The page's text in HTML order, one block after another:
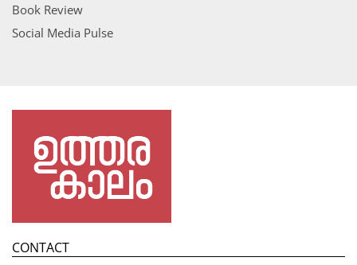
Book Review
Social Media Pulse
CONTACT